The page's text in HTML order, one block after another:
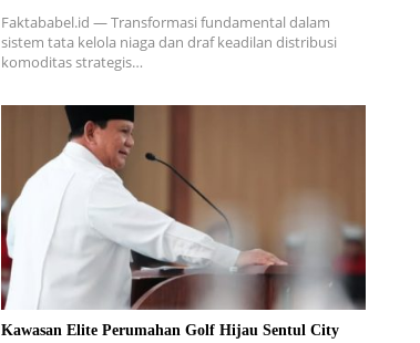
Faktababel.id — Transformasi fundamental dalam
sistem tata kelola niaga dan draf keadilan distribusi
komoditas strategis…
Kawasan Elite Perumahan Golf Hijau Sentul City